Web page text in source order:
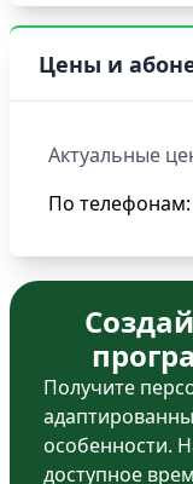
Цены и
Актуальные
По телефонам:
Получите
особенности.
доступное